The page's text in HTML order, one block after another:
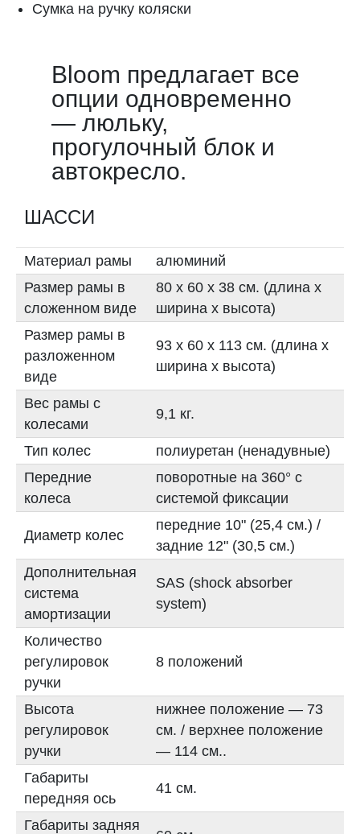
Сумка на ручку коляски
Bloom предлагает все
опции одновременно
— люльку,
прогулочный блок и
автокресло.
ШАССИ
Материал рамы
алюминий
Размер рамы в
сложенном виде
80 х 60 х 38 см. (длина x
ширина x высота)
Размер рамы в
разложенном
виде
93 x 60 x 113 см. (длина x
ширина x высота)
Вес рамы с
колесами
9,1 кг.
Тип колес
полиуретан (ненадувные)
Передние
колеса
поворотные на 360° с
системой фиксации
Диаметр колес
передние 10" (25,4 см.) /
задние 12" (30,5 см.)
Дополнительная
система
амортизации
SAS (shock absorber
system)
Количество
регулировок
ручки
8 положений
Высота
регулировок
ручки
нижнее положение — 73
см. / верхнее положение
— 114 см..
Габариты
передняя ось
41 см.
Габариты задняя